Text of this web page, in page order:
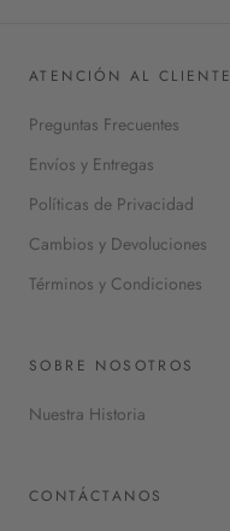
ATENCIÓN AL CLIENTE
Preguntas Frecuentes
Envíos y Entregas
Políticas de Privacidad
Cambios y Devoluciones
Términos y Condiciones
SOBRE NOSOTROS
Nuestra Historia
CONTÁCTANOS